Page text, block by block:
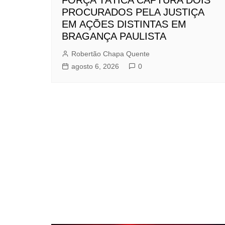
PROCURADOS PELA JUSTIÇA
EM AÇÕES DISTINTAS EM
BRAGANÇA PAULISTA
Robertão Chapa Quente
agosto 6, 2026
0